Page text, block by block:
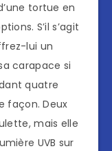
tortue en
S’il s’agit
lui un
carapace si
quatre
façon. Deux
mais elle
UVB sur